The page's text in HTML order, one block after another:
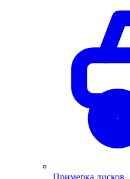
Примерка дисков